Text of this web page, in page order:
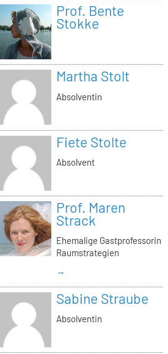
Prof. Bente
Stokke
Martha Stolt
Absolventin
Fiete Stolte
Absolvent
Prof. Maren
Strack
Ehemalige Gastprofessorin
Raumstrategien
→
Sabine Straube
Absolventin